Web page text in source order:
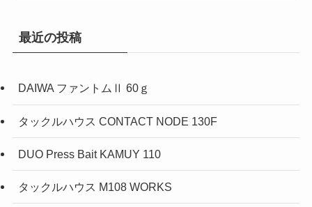
リ
最近の投稿
DAIWA ファントムⅡ 60ｇ
タックルハウス CONTACT NODE 130F
DUO Press Bait KAMUY 110
タックルハウス M108 WORKS